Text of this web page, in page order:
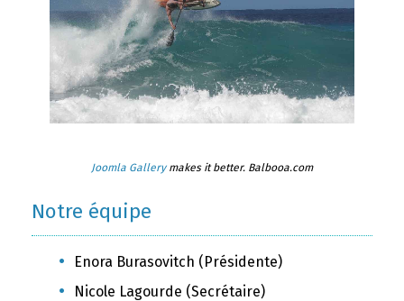
Joomla Gallerymakes it better. Balbooa.com
Notre équipe
Enora Burasovitch (Présidente)
Nicole Lagourde (Secrétaire)